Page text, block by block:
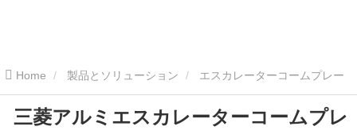
Home 製品とソリューション エスカレーターコームプレー
ト 三菱コームプレート 三菱アルミエスカレーターコームプレ
三菱アルミエスカレーターコームプレ